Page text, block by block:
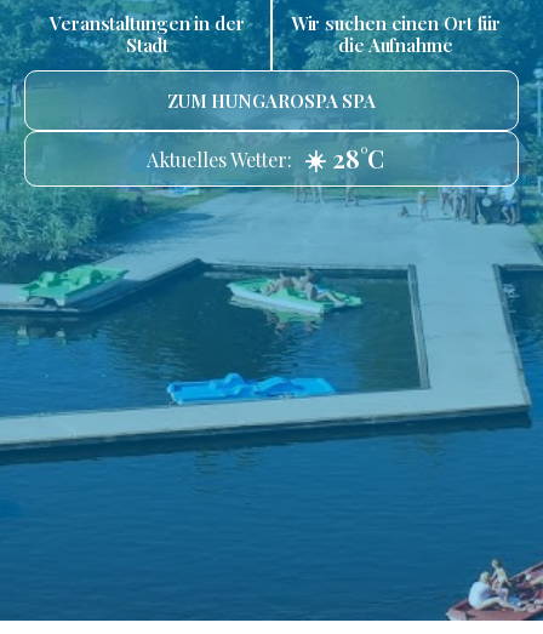
Veranstaltungen in der
Stadt
Wir suchen einen Ort für
die Aufnahme
ZUM HUNGAROSPA SPA
Aktuelles Wetter: ☀️ 28°C